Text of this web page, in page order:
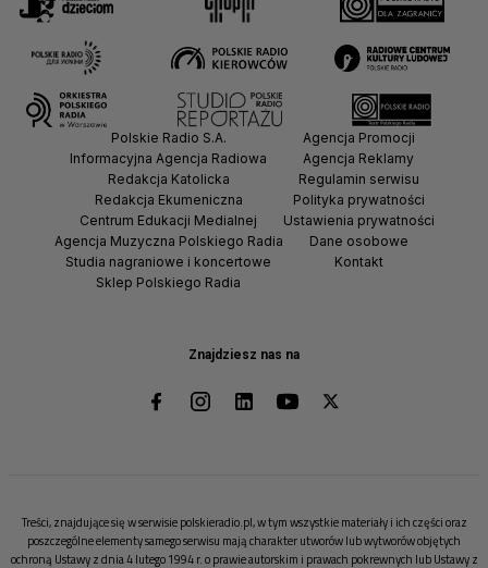
Znajdziesz nas na
Polskie Radio S.A.
Informacyjna Agencja Radiowa
Redakcja Katolicka
Redakcja Ekumeniczna
Centrum Edukacji Medialnej
Agencja Muzyczna Polskiego Radia
Studia nagraniowe i koncertowe
Sklep Polskiego Radia
Agencja Promocji
Agencja Reklamy
Regulamin serwisu
Polityka prywatności
Ustawienia prywatności
Dane osobowe
Kontakt
Treści, znajdujące się w serwisie polskieradio.pl, w tym wszystkie materiały i ich części oraz
poszczególne elementy samego serwisu mają charakter utworów lub wytworów objętych
ochroną Ustawy z dnia 4 lutego 1994 r. o prawie autorskim i prawach pokrewnych lub Ustawy z